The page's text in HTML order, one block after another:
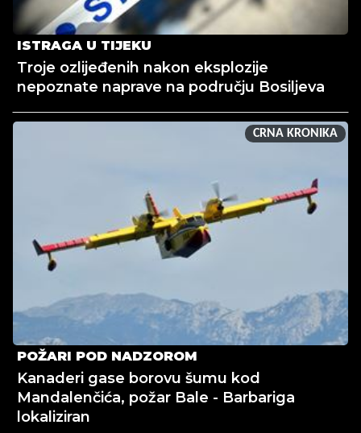
ISTRAGA U TIJEKU
Troje ozlijeđenih nakon eksplozije
nepoznate naprave na području Bosiljeva
CRNA KRONIKA
POŽARI POD NADZOROM
Kanaderi gase borovu šumu kod
Mandalenčića, požar Bale - Barbariga
lokaliziran